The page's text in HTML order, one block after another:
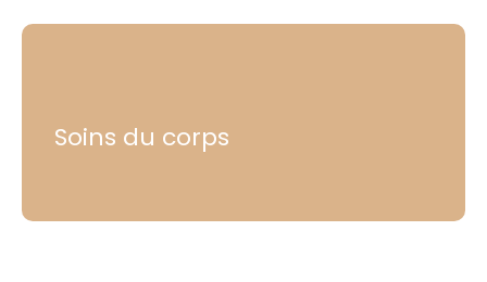
Soins du corps